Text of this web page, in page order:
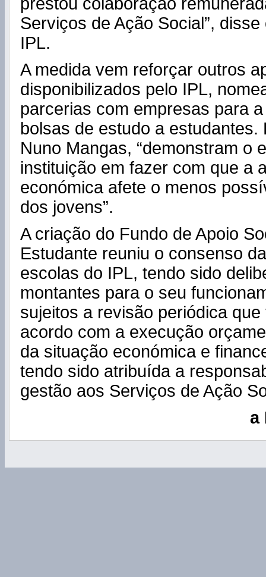
Serviços de Ação Social”,
IPL.
A medida vem reforçar outros
disponibilizados pelo IPL,
parcerias com empresas para
bolsas de estudo a estudantes.
Nuno Mangas, “demonstram o
instituição em fazer com que a
económica afete o menos
dos jovens”.
A criação do Fundo de Apoio
Estudante reuniu o consenso
escolas do IPL, tendo sido
montantes para o seu
sujeitos a revisão periódica
acordo com a execução
da situação económica e
tendo sido atribuída a
gestão aos Serviços de Ação
a